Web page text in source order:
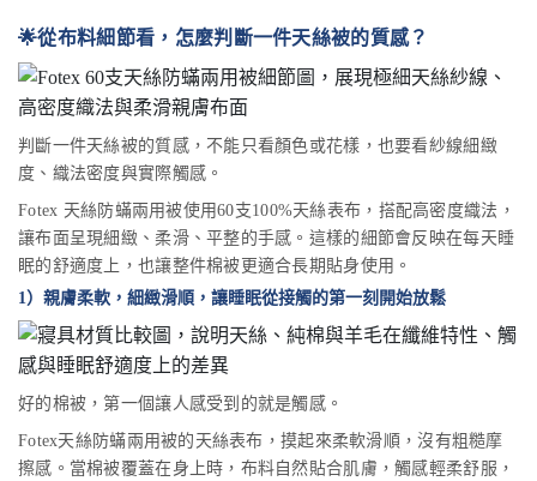
🌟從布料細節看，怎麼判斷一件天絲被的質感？
判斷一件天絲被的質感，不能只看顏色或花樣，也要看紗線細緻
度、織法密度與實際觸感。
Fotex 天絲防蟎兩用被使用60支100%天絲表布，搭配高密度織法，
讓布面呈現細緻、柔滑、平整的手感。這樣的細節會反映在每天睡
眠的舒適度上，也讓整件棉被更適合長期貼身使用。
1）親膚柔軟，細緻滑順，讓睡眠從接觸的第一刻開始放鬆
好的棉被，第一個讓人感受到的就是觸感。
Fotex天絲防蟎兩用被的天絲表布，摸起來柔軟滑順，沒有粗糙摩
擦感。當棉被覆蓋在身上時，布料自然貼合肌膚，觸感輕柔舒服，